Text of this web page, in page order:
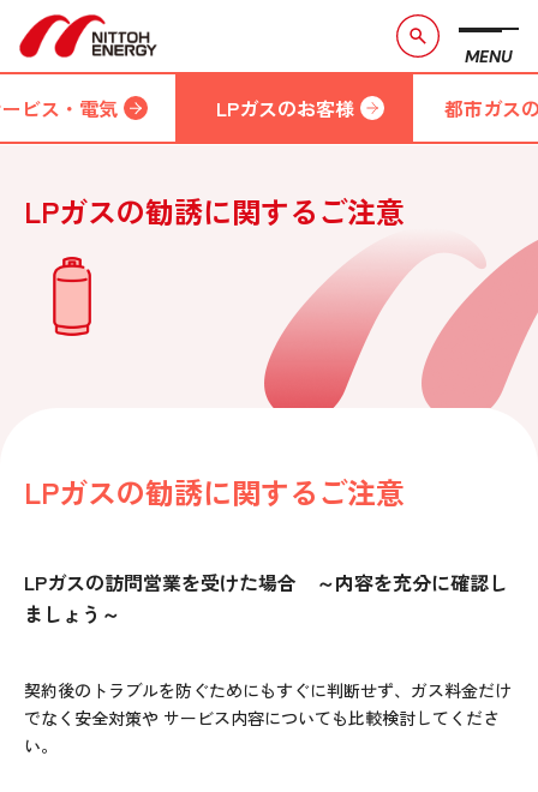
MENU
ビス・電気 LPガスのお客様 都市ガス
LPガスの勧誘に関するご注意
LPガスの勧誘に関するご注意
LPガスの訪問営業を受けた場合 ～内容を充分に確認し
ましょう～
契約後のトラブルを防ぐためにもすぐに判断せず、ガス料金だけ
でなく安全対策や サービス内容についても比較検討してくださ
い。